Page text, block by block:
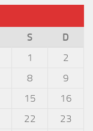
S
D
1
2
8
9
15
16
22
23